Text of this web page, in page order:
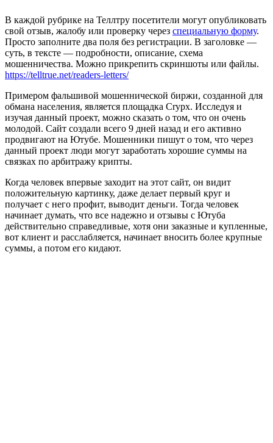
В каждой рубрике на Теллтру посетители могут опубликовать
свой отзыв, жалобу или проверку через специальную форму.
Просто заполните два поля без регистрации. В заголовке —
суть, в тексте — подробности, описание, схема
мошенничества. Можно прикрепить скриншоты или файлы.
https://telltrue.net/readers-letters/
Примером фальшивой мошеннической биржи, созданной для
обмана населения, является площадка Crypx. Исследуя и
изучая данный проект, можно сказать о том, что он очень
молодой. Сайт создали всего 9 дней назад и его активно
продвигают на Ютубе. Мошенники пишут о том, что через
данный проект люди могут заработать хорошие суммы на
связках по арбитражу крипты.
Когда человек впервые заходит на этот сайт, он видит
положительную картинку, даже делает первый круг и
получает с него профит, выводит деньги. Тогда человек
начинает думать, что все надежно и отзывы с Ютуба
действительно справедливые, хотя они заказные и купленные,
вот клиент и расслабляется, начинает вносить более крупные
суммы, а потом его кидают.